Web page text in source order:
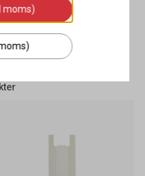
(9) Plastpåsar
FILTRERA
moms)